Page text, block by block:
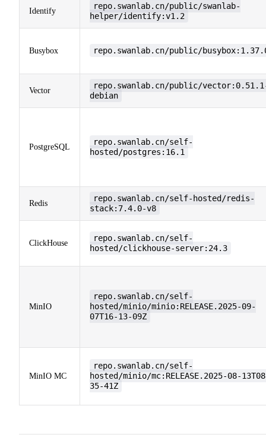
Identify
repo.swanlab.cn/public/swanlab-
helper/identify:v1.2
Busybox repo.swanlab.cn/public/
Vector
repo.swanlab.cn/public/
debian
PostgreSQL
repo.swanlab.cn/self-
hosted/postgres:16.1
Redis
repo.swanlab.cn/self-hosted/redis-
stack:7.4.0-v8
ClickHouse
repo.swanlab.cn/self-
hosted/clickhouse-server:24.3
MinIO
repo.swanlab.cn/self-
hosted/minio/minio:RELEASE.2025-09-
07T16-13-09Z
MinIO MC
repo.swanlab.cn/self-
hosted/minio/mc:RELEASE.2025-08-
35-41Z